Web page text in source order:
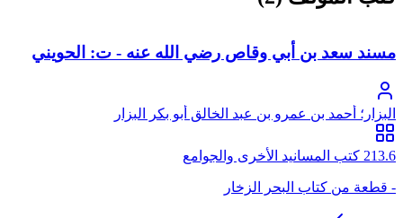
مسند سعد بن أبي وقاص رضي الله عنه - ت: الحويني
البزار؛ أحمد بن عمرو بن عبد الخالق أبو بكر البزار
213.6 كتب المسانيد الأخرى والجوامع
- قطعة من كتاب البحر الزخار